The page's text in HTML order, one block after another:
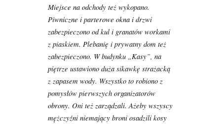
Miejsce na odchody też wykopano.
Piwniczne i parterowe okna i drzwi
zabezpieczono od kul i granatów workami
z piaskiem. Plebanię i prywatny dom też
zabezpieczono. W budynku „Kasy”, na
piętrze ustawiono duża sikawkę strażacką
z zapasem wody. Wszystko to robiono z
pomysłów pierwszych organizatorów
obrony. Oni też zarządzali. Ażeby wszyscy
mężczyźni niemający broni osadzili kosy